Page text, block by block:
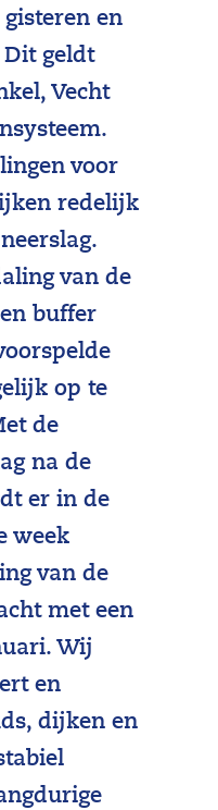
en
Dit geldt
Vecht
voor
redelijk
van de
buffer
op te
de
na de
er in de
week
van de
met een
Wij
en
dijken en